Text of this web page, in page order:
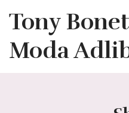
Tony
Moda